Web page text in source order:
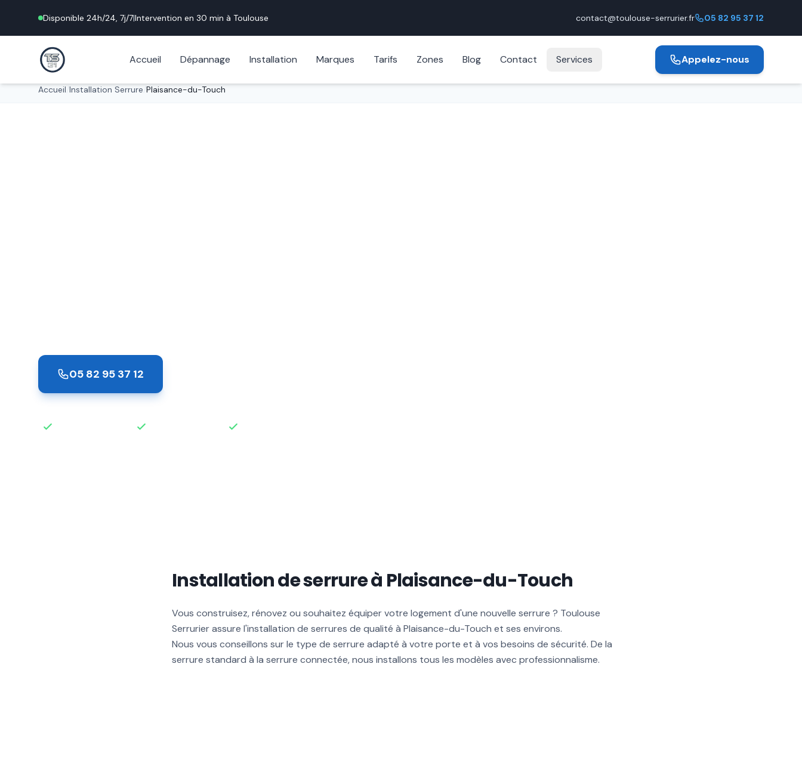
Disponible 24h/24, 7j/7|Intervention en 30 min à Toulouse contact@toulouse-serrurier.fr 05 82 95 37 12
Accueil Dépannage Installation Marques Tarifs Zones Blog Contact Services Appelez-nous
Accueil Installation Serrure Plaisance-du-Touch
05 82 95 37 12
Installation de serrure à Plaisance-du-Touch
Vous construisez, rénovez ou souhaitez équiper votre logement d'une nouvelle serrure ? Toulouse
Serrurier assure l'installation de serrures de qualité à Plaisance-du-Touch et ses environs.
Nous vous conseillons sur le type de serrure adapté à votre porte et à vos besoins de sécurité. De la
serrure standard à la serrure connectée, nous installons tous les modèles avec professionnalisme.